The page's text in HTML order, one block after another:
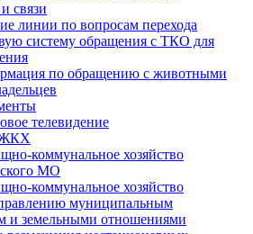
связи
линии по вопросам перехода
систему обращения с ТКО для
по обращению с животными
телевидение
коммунальное хозяйство
МО
коммунальное хозяйство
муниципальным
и земельными отношениями